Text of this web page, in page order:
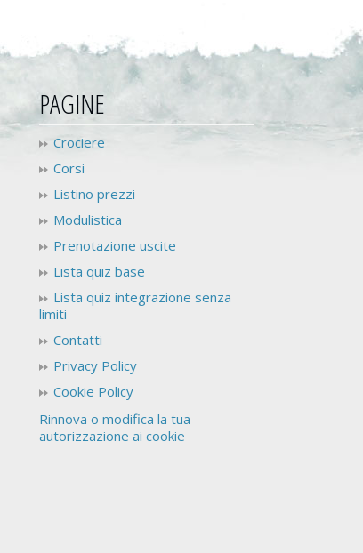
PAGINE
Crociere
Corsi
Listino prezzi
Modulistica
Prenotazione uscite
Lista quiz base
Lista quiz integrazione senza
limiti
Contatti
Privacy Policy
Cookie Policy
Rinnova o modifica la tua
autorizzazione ai cookie